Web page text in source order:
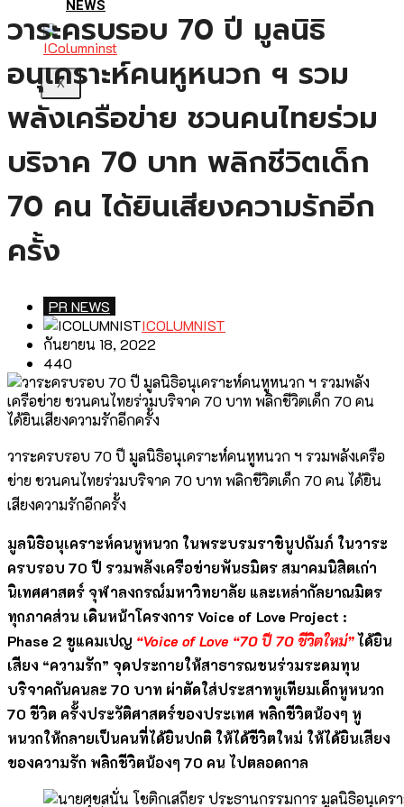
NEWS
X
วาระครบรอบ 70 ปี มูลนิธิ
อนุเคราะห์คนหูหนวก ฯ รวม
พลังเครือข่าย ชวนคนไทยร่วม
บริจาค 70 บาท พลิกชีวิตเด็ก
70 คน ได้ยินเสียงความรักอีก
ครั้ง
PR NEWS
ICOLUMNIST
กันยายน 18, 2022
440
วาระครบรอบ 70 ปี มูลนิธิอนุเคราะห์คนหูหนวก ฯ รวมพลังเครือ
ข่าย ชวนคนไทยร่วมบริจาค 70 บาท พลิกชีวิตเด็ก 70 คน ได้ยิน
เสียงความรักอีกครั้ง
มูลนิธิอนุเคราะห์คนหูหนวก ในพระบรมราชินูปถัมภ์ ในวาระ
ครบรอบ 70 ปี รวมพลังเครือข่ายพันธมิตร สมาคมนิสิตเก่า
นิเทศศาสตร์ จุฬาลงกรณ์มหาวิทยาลัย และเหล่ากัลยาณมิตร
ทุกภาคส่วน เดินหน้าโครงการVoice of Love Project :
Phase 2 ชูแคมเปญ “Voice of Love “70 ปี 70 ชีวิตใหม่”ได้ยิน
เสียง “ความรัก” จุดประกายให้สาธารณชนร่วมระดมทุน
บริจาคกันคนละ 70 บาท ผ่าตัดใส่ประสาทหูเทียมเด็กหูหนวก
70 ชีวิต ครั้งประวัติศาสตร์ของประเทศ พลิกชีวิตน้องๆ หู
หนวกให้กลายเป็นคนที่ได้ยินปกติ ให้ได้ชีวิตใหม่ ให้ได้ยินเสียง
ของความรัก พลิกชีวิตน้องๆ 70 คน ไปตลอดกาล